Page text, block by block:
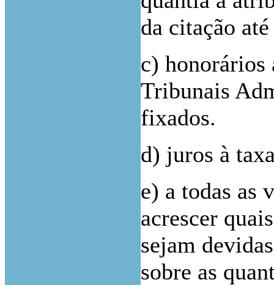
da citação
c) honorários
Tribunais
fixados.
d) juros à
e) a todas as
acrescer
sejam
sobre as